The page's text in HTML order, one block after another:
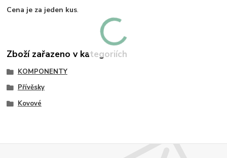
Cena je za jeden kus.
Zboží zařazeno v kategoriích
KOMPONENTY
Přívěsky
Kovové